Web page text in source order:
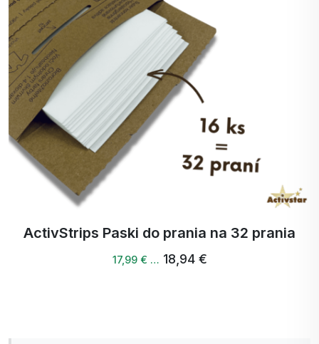
Dla kogo przeznaczony jest Activ Protein Shake
Vanilla?
Dla każdego, kto szuka wysokiej jakości źródła
białka.
Dla entuzjastów aktywnego stylu życia i
sportowców.
Dla tych, którzy chcą wspierać zdrowie jelit,
stawów, skóry i włosów.
Dla tych, którzy chcą cieszyć się zdrowym,
szybkim i sycącym posiłkiem w dowolnym miejscu i
DIGEZYME ® \*, guma guar,
guma ksantanowa,
LACTOSPORE 6M® PROBIOTICS
Bacillus Coagulans 1205 -
LactoSpore 6 BLN, substancja
słodząca: STEVIA R60 -
glikozydy stewiolowe, naturalny /
naturalny aromat: wanilia
ActivStrips Paski do prania na 32 prania
17,99 € … 18,94 €